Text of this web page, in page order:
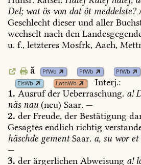
Del;watös von datötmeddelste?
Geschlecht dieser und aller
wechselt nach den
u. f., letzteres Mosfrk, Aach,
ă PfWb PfWb
PfWb
ElsWb
LothWb
Interj.:
1. Ausrufder Ueberraschung. a!
näs nau (neu) Saar. —
2. der Freude, der Bestätigung
Gesagtes endlich richtig
häschde gementSaar. a, su woret
—
3. der ärgerlichen Abweisung a!